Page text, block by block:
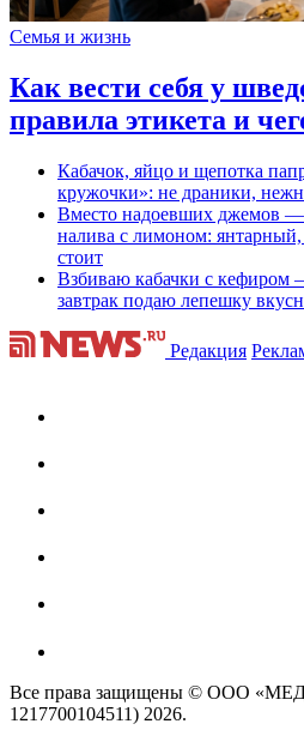
Семья и жизнь
Как вести себя у
правила этикета и
Кабачок, яйцо и щепотка
кружочки»: не драники,
Вместо надоевших джемов
налива с лимоном:
стоит
Взбиваю кабачки с кефиром
завтрак подаю лепешку
Редакция
Все права защищены © ООО
1217700104511) 2026.